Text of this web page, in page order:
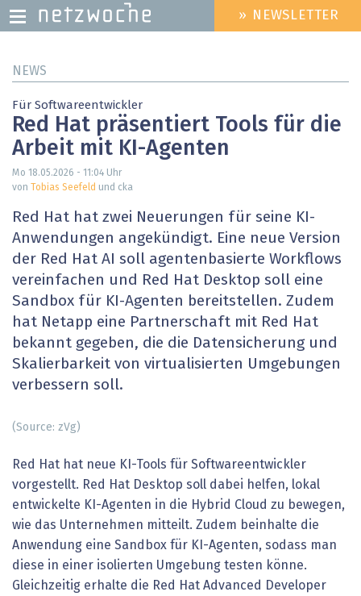
zum
HEADER
MENU
» NEWSLETTER
NEWS
Für Softwareentwickler
Red Hat präsentiert Tools für die
Arbeit mit KI-Agenten
Mo 18.05.2026 - 11:04 Uhr
von
Tobias Seefeld und cka
Red Hat hat zwei Neuerungen für seine KI-
Anwendungen angekündigt. Eine neue Version
der Red Hat AI soll agentenbasierte Workflows
vereinfachen und Red Hat Desktop soll eine
Sandbox für KI-Agenten bereitstellen. Zudem
hat Netapp eine Partnerschaft mit Red Hat
bekannt gegeben, die die Datensicherung und
Skalierbarkeit von virtualisierten Umgebungen
verbessern soll.
(Source: zVg)
Red Hat hat neue KI-Tools für Softwareentwickler
vorgestellt. Red Hat Desktop soll dabei helfen, lokal
entwickelte KI-Agenten in die Hybrid Cloud zu bewegen,
wie das Unternehmen mitteilt. Zudem beinhalte die
Anwendung eine Sandbox für KI-Agenten, sodass man
diese in einer isolierten Umgebung testen könne.
Gleichzeitig erhalte die Red Hat Advanced Developer